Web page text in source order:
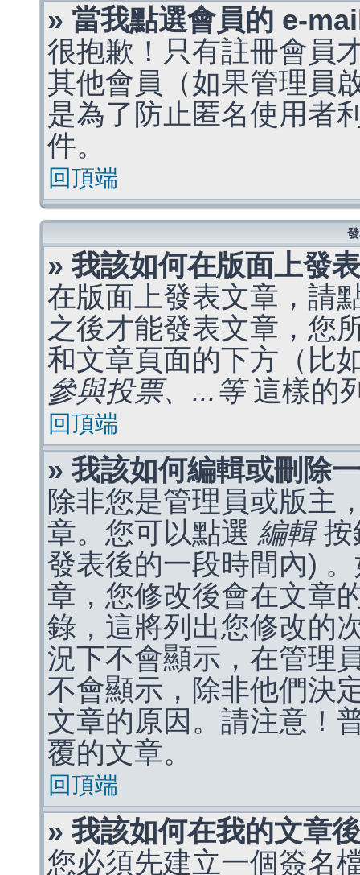
» 當我點選會員的 e-
很抱歉！只有註冊會員
其他會員（如果管理員
是為了防止匿名使用者
件。
回頂端
» 我該如何在版面上發
在版面上發表文章，請
之後才能發表文章，您
和文章頁面的下方（比
參與投票、...等這樣的
回頂端
» 我該如何編輯或刪除
除非您是管理員或版主
章。您可以點選 編輯按
發表後的一段時間內)
章，您修改後會在文章
錄，這將列出您修改的
況下不會顯示，在管理
不會顯示，除非他們決
文章的原因。請注意！
覆的文章。
回頂端
» 我該如何在我的文章
您必須先建立一個簽名